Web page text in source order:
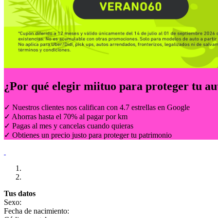
¿Por qué elegir miituo para proteger tu
✓ Nuestros clientes nos califican con 4.7 estrellas en Google
✓ Ahorras hasta el 70% al pagar por km
✓ Pagas al mes y cancelas cuando quieras
✓ Obtienes un precio justo para proteger tu patrimonio
Tus datos
Sexo:
Fecha de nacimiento: